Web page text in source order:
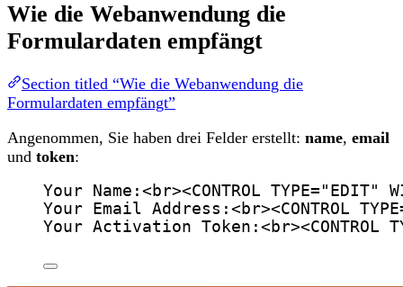
Wie die Webanwendung die
Formulardaten empfängt
Section titled “Wie die Webanwendung die
Formulardaten empfängt”
Angenommen, Sie haben drei Felder erstellt: name, email
und token:
Your Name: < br><CONTROL TYPE= " EDIT"
Your Email Address: < br><CONTROL TYPE
Your Activation Token: < br><CONTROL